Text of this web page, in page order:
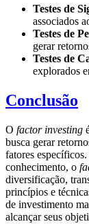
Testes de
associados
Testes de
gerar
Testes de
explorados
Conclusão
O factor investing
busca gerar
fatores
conhecimento, o
diversificação,
princípios e
de investimento
alcançar seus